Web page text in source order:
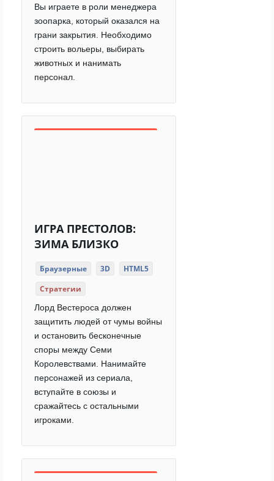
Вы играете в роли менеджера
зоопарка, который оказался на
грани закрытия. Необходимо
строить вольеры, выбирать
животных и нанимать
персонал.
ИГРА ПРЕСТОЛОВ:
ЗИМА БЛИЗКО
Браузерные 3D
HTML5
Стратегии
Лорд Вестероса должен
защитить людей от чумы войны
и остановить бесконечные
споры между Семи
Королевствами. Нанимайте
персонажей из сериала,
вступайте в союзы и
сражайтесь с остальными
игроками.